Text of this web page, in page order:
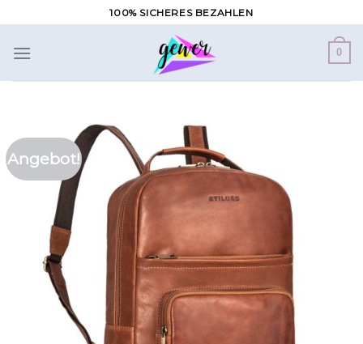
Inhalt
springen
100% SICHERES BEZAHLEN
0
Angebot!